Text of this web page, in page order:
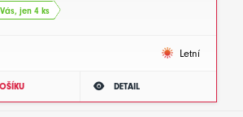
jen 4 ks
Letní
DETAIL